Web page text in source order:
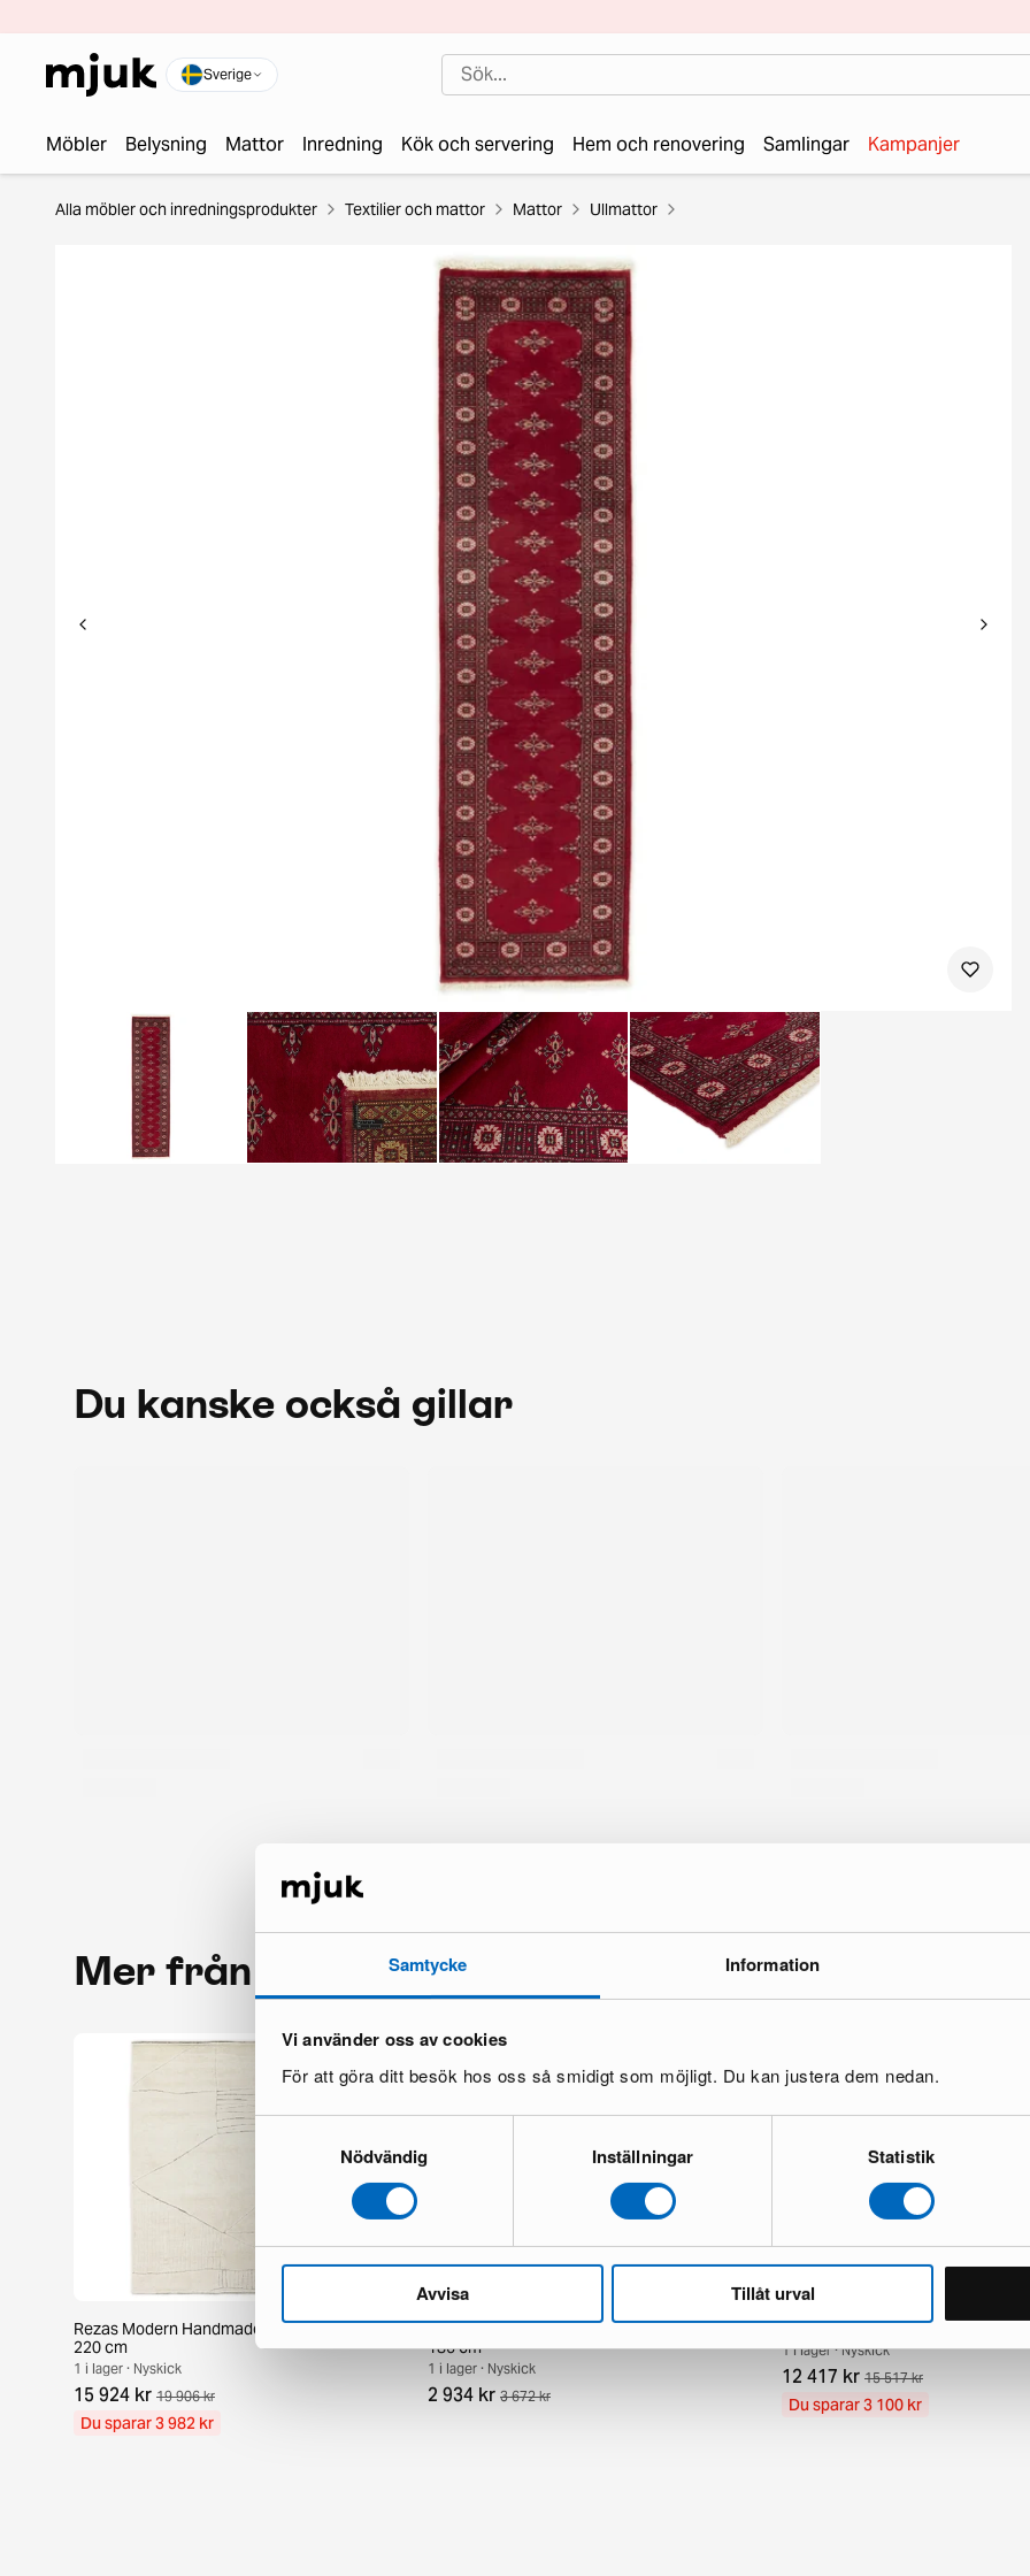
Samtycke Information
Vi använder oss av cookies
För att göra ditt besök hos oss så smidigt som möjligt. Du kan justera dem nedan.
Nödvändig Inställningar Statistik
Avvisa Tillåt urval
Sverige
Möbler Belysning Mattor Inredning Kök och servering Hem och renovering Samlingar Kampanjer
Alla möbler och inredningsprodukter Textilier och mattor Mattor Ullmattor
Du kanske också gillar
Mer från samma märke
Rezas Modern Handmade Mix matta 200 x
220 cm
1 i lager · Nyskick
15 924 kr 19 906 kr
Du sparar 3 982 kr
Pakistan handknotted orientalisk matta 63 x
186 cm
1 i lager · Nyskick
2 934 kr 3 672 kr
Aktscha orientalisk matta 249 x
1 i lager · Nyskick
12 417 kr 15 517 kr
Du sparar 3 100 kr